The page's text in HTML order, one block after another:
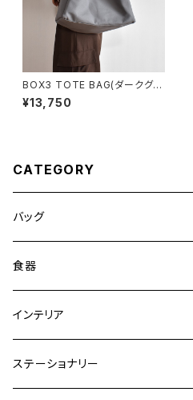
BOX3 TOTE BAG(ダークグレ
ー)
¥13,750
CATEGORY
バッグ
トートバッグ
ショルダーバッグ
ワンハンドルバッグ
食器
大皿
中皿
インテリア
花瓶・フラワーベース
ステーショナリー